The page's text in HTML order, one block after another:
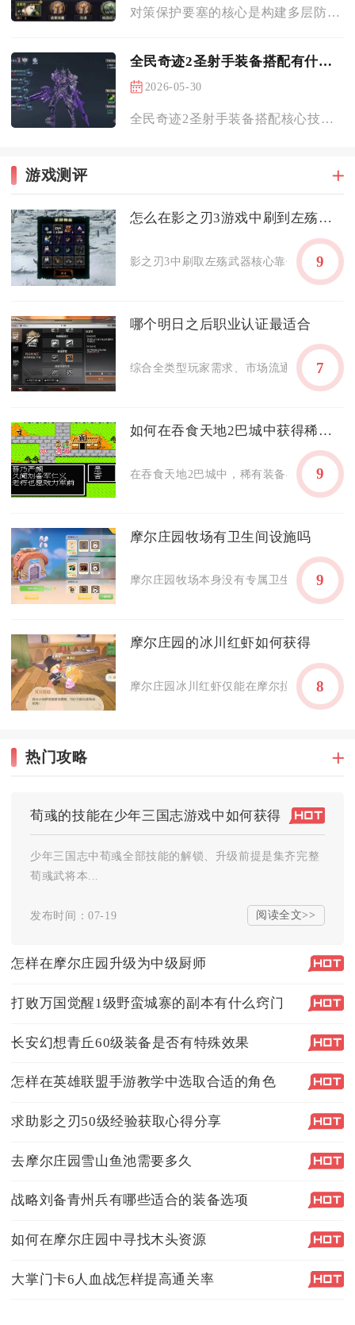
对策保护要塞的核心是构建多层防御、精准驻守、情报预警与联盟协...
全民奇迹2圣射手装备搭配有什么技巧
2026-05-30
全民奇迹2圣射手装备搭配核心技巧在于围绕敏捷属性构建输出体系...
游戏测评
怎么在影之刃3游戏中刷到左殇武器
影之刃3中刷取左殇武器核心靠修罗塔高层
9
哪个明日之后职业认证最适合
综合全类型玩家需求、市场流通行情与长
7
如何在吞食天地2巴城中获得稀有装备
在吞食天地2巴城中，稀有装备与关键道具
9
摩尔庄园牧场有卫生间设施吗
摩尔庄园牧场本身没有专属卫生间类设施
9
摩尔庄园的冰川红虾如何获得
摩尔庄园冰川红虾仅能在摩尔拉雅雪山鱼
8
热门攻略
荀彧的技能在少年三国志游戏中如何获得
少年三国志中荀彧全部技能的解锁、升级前提是集齐完整
荀彧武将本...
发布时间：07-19 阅读全文>>
怎样在摩尔庄园升级为中级厨师
打败万国觉醒1级野蛮城寨的副本有什么窍门
长安幻想青丘60级装备是否有特殊效果
怎样在英雄联盟手游教学中选取合适的角色
求助影之刃50级经验获取心得分享
去摩尔庄园雪山鱼池需要多久
战略刘备青州兵有哪些适合的装备选项
如何在摩尔庄园中寻找木头资源
大掌门卡6人血战怎样提高通关率